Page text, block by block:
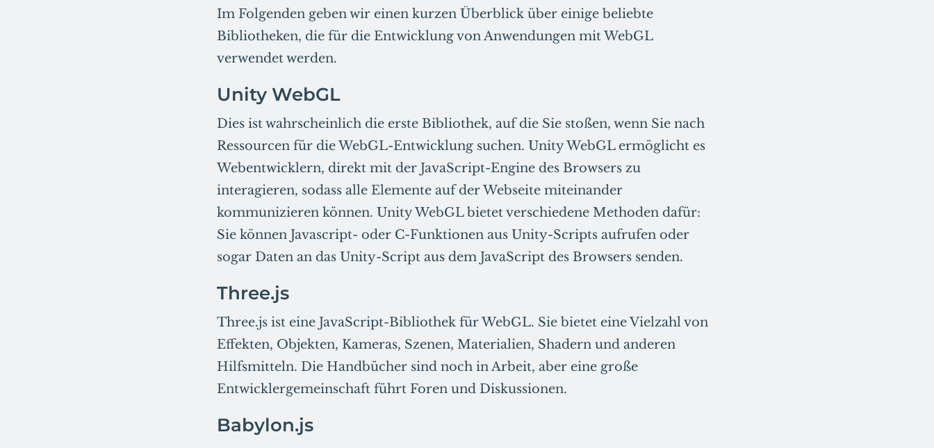
Im Folgenden geben wir einen kurzen Überblick über einige beliebte
Bibliotheken, die für die Entwicklung von Anwendungen mit WebGL
verwendet werden.
Unity WebGL
Dies ist wahrscheinlich die erste Bibliothek, auf die Sie stoßen, wenn Sie nach
Ressourcen für die WebGL-Entwicklung suchen. Unity WebGL ermöglicht es
Webentwicklern, direkt mit der JavaScript-Engine des Browsers zu
interagieren, sodass alle Elemente auf der Webseite miteinander
kommunizieren können. Unity WebGL bietet verschiedene Methoden dafür:
Sie können Javascript- oder C-Funktionen aus Unity-Scripts aufrufen oder
sogar Daten an das Unity-Script aus dem JavaScript des Browsers senden.
Three.js
Three.js ist eine JavaScript-Bibliothek für WebGL. Sie bietet eine Vielzahl von
Effekten, Objekten, Kameras, Szenen, Materialien, Shadern und anderen
Hilfsmitteln. Die Handbücher sind noch in Arbeit, aber eine große
Entwicklergemeinschaft führt Foren und Diskussionen.
Babylon.js